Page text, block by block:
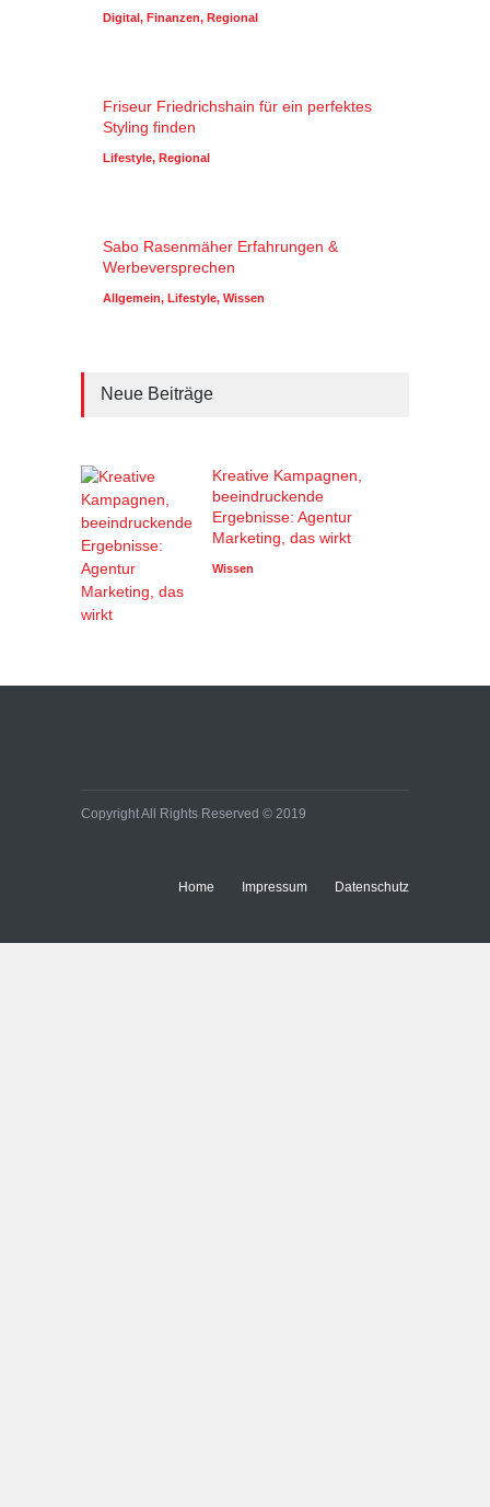
Digital, Finanzen, Regional
Friseur Friedrichshain für ein perfektes
Styling finden
Lifestyle, Regional
Sabo Rasenmäher Erfahrungen &
Werbeversprechen
Allgemein, Lifestyle, Wissen
Neue Beiträge
Kreative Kampagnen,
beeindruckende
Ergebnisse: Agentur
Marketing, das wirkt
Wissen
Copyright All Rights Reserved © 2019
Home Impressum Datenschutz